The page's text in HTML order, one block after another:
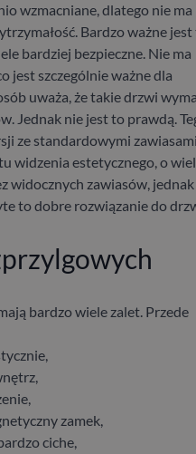
wzmacniane, dlatego nie ma
Bardzo ważne jest
bardziej bezpieczne. Nie ma
jest szczególnie ważne dla
uważa, że takie drzwi
Jednak nie jest to prawdą.
ze standardowymi
widzenia estetycznego, o
widocznych zawiasów,
to dobre rozwiązanie do
bardzo wiele zalet. Przede
zamek,
ciche,